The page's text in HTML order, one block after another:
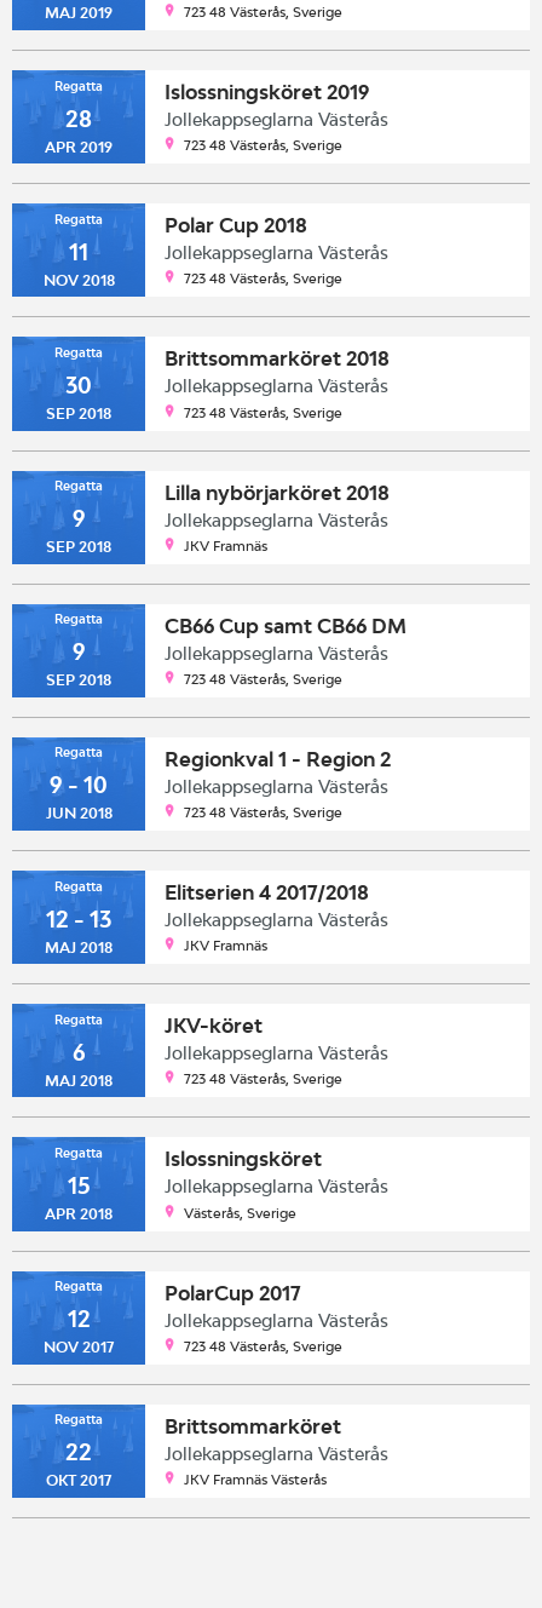
MAJ 2019 723 48 Västerås, Sverige
Regatta
28
APR 2019
Islossningsköret 2019
Jollekappseglarna Västerås
723 48 Västerås, Sverige
Regatta
11
NOV 2018
Polar Cup 2018
Jollekappseglarna Västerås
723 48 Västerås, Sverige
Regatta
30
SEP 2018
Brittsommarköret 2018
Jollekappseglarna Västerås
723 48 Västerås, Sverige
Regatta
9
SEP 2018
Lilla nybörjarköret 2018
Jollekappseglarna Västerås
JKV Framnäs
Regatta
9
SEP 2018
CB66 Cup samt CB66 DM
Jollekappseglarna Västerås
723 48 Västerås, Sverige
Regatta
9 - 10
JUN 2018
Regionkval 1 - Region 2
Jollekappseglarna Västerås
723 48 Västerås, Sverige
Regatta
12 - 13
MAJ 2018
Elitserien 4 2017/2018
Jollekappseglarna Västerås
JKV Framnäs
Regatta
6
MAJ 2018
JKV-köret
Jollekappseglarna Västerås
723 48 Västerås, Sverige
Regatta
15
APR 2018
Islossningsköret
Jollekappseglarna Västerås
Västerås, Sverige
Regatta
12
NOV 2017
PolarCup 2017
Jollekappseglarna Västerås
723 48 Västerås, Sverige
Regatta
22
OKT 2017
Brittsommarköret
Jollekappseglarna Västerås
JKV Framnäs Västerås